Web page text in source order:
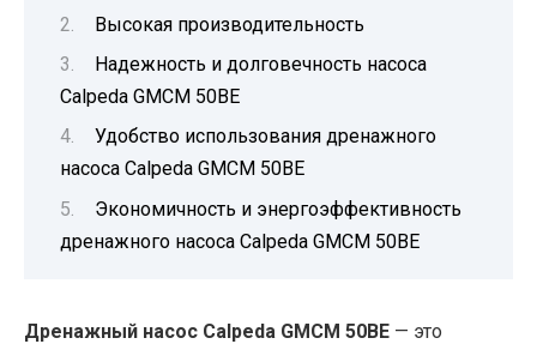
Высокая производительность
Надежность и долговечность насоса
Calpeda GMCM 50BE
Удобство использования дренажного
насоса Calpeda GMCM 50BE
Экономичность и энергоэффективность
дренажного насоса Calpeda GMCM 50BE
Дренажный насос Calpeda GMCM 50BE — это